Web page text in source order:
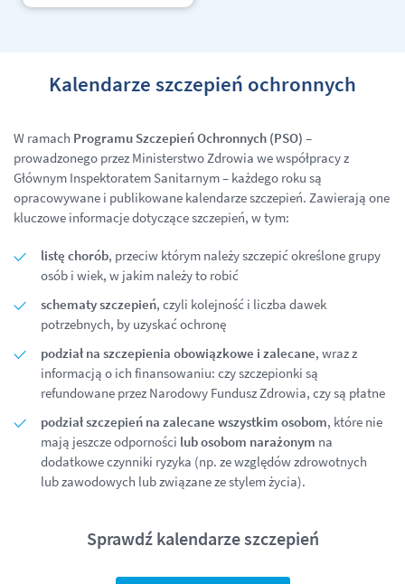
Kalendarze szczepień ochronnych
W ramach Programu Szczepień Ochronnych (PSO) –
prowadzonego przez Ministerstwo Zdrowia we współpracy z
Głównym Inspektoratem Sanitarnym – każdego roku są
opracowywane i publikowane kalendarze szczepień. Zawierają one
kluczowe informacje dotyczące szczepień, w tym:
listę chorób, przeciw którym należy szczepić określone grupy
osób i wiek, w jakim należy to robić
schematy szczepień, czyli kolejność i liczba dawek
potrzebnych, by uzyskać ochronę
podział na szczepienia obowiązkowe i zalecane, wraz z
informacją o ich finansowaniu: czy szczepionki są
refundowane przez Narodowy Fundusz Zdrowia, czy są płatne
podział szczepień na zalecane wszystkim osobom, które nie
mają jeszcze odporności lub osobom narażonym na
dodatkowe czynniki ryzyka (np. ze względów zdrowotnych
lub zawodowych lub związane ze stylem życia).
Sprawdź kalendarze szczepień